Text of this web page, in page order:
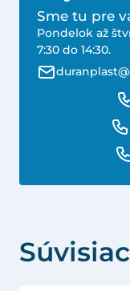
Sme tu pre
Pondelok až
7:30 do 14:30.